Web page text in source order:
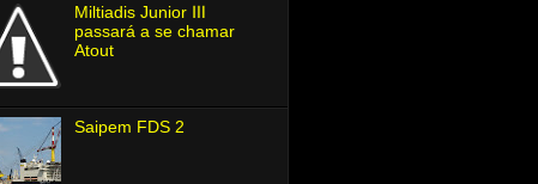
Miltiadis Junior Ⅲ
passará a se chamar
Atout
Saipem FDS 2